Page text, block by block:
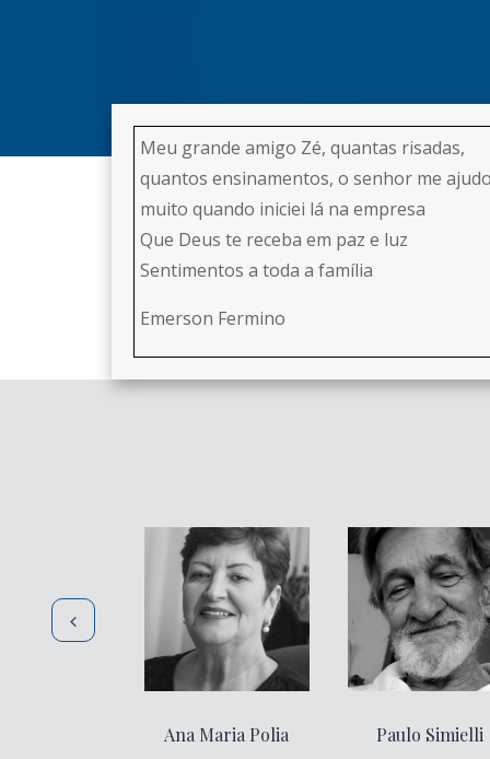
Meu grande amigo Zé, quantas risadas,
quantos ensinamentos, o senhor me
muito quando iniciei lá na empresa
Que Deus te receba em paz e luz
Sentimentos a toda a família
Emerson Fermino
Ana Maria Polia Paulo Simielli